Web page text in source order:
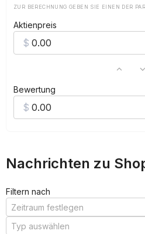
ZUR BERECHNUNG GEBEN SIE EINEN DER
Aktienpreis
Bewertung
Nachrichten zu
Filtern nach